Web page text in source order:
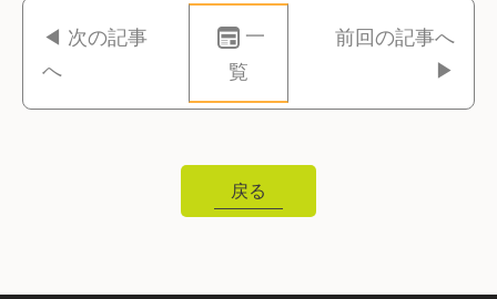
◀ 次の記事
へ
一
覧
前回の記事へ
▶
戻る